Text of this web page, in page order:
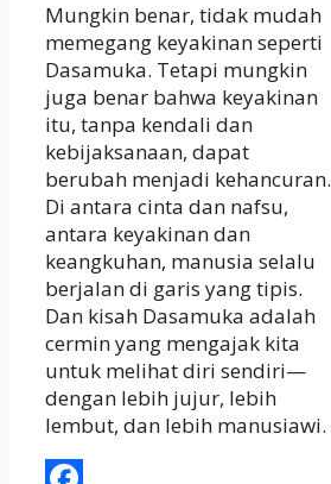
Mungkin benar, tidak mudah
memegang keyakinan seperti
Dasamuka. Tetapi mungkin
juga benar bahwa keyakinan
itu, tanpa kendali dan
kebijaksanaan, dapat
berubah menjadi kehancuran.
Di antara cinta dan nafsu,
antara keyakinan dan
keangkuhan, manusia selalu
berjalan di garis yang tipis.
Dan kisah Dasamuka adalah
cermin yang mengajak kita
untuk melihat diri sendiri—
dengan lebih jujur, lebih
lembut, dan lebih manusiawi.